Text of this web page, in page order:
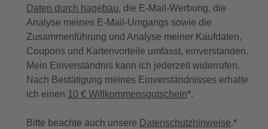
Daten durch hagebau, die E-Mail-Werbung, die
Analyse meines E-Mail-Umgangs sowie die
Zusammenführung und Analyse meiner Kaufdaten,
Coupons und Kartenvorteile umfasst, einverstanden.
Mein Einverständnis kann ich jederzeit widerrufen.
Nach Bestätigung meines Einverständnisses erhalte
ich einen 10 € Willkommensgutschein*.
Bitte beachte auch unsere Datenschutzhinweise.